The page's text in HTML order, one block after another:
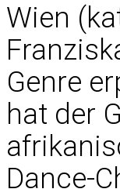
Wien
Genre
hat der
Dance-